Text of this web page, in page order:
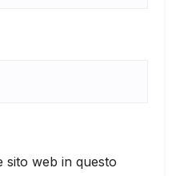
sito web in questo